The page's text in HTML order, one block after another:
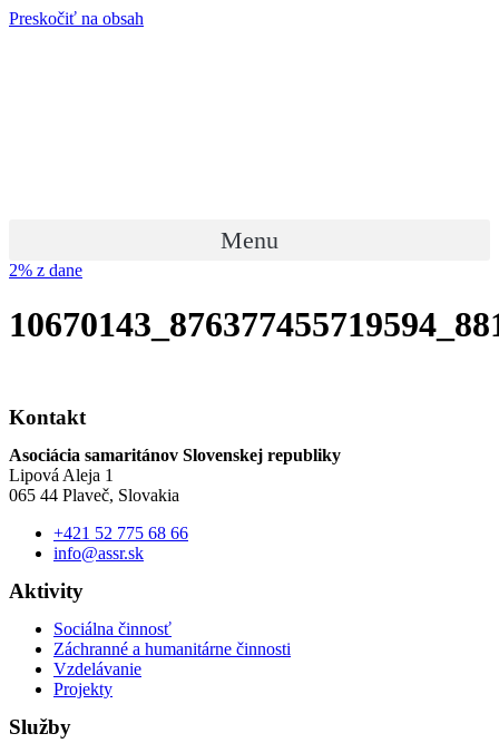
Preskočiť na obsah
Menu
2% z dane
Kontakt
Asociácia samaritánov Slovenskej republiky
Lipová Aleja 1
065 44 Plaveč, Slovakia
+421 52 775 68 66
info@assr.sk
Aktivity
Sociálna činnosť
Záchranné a humanitárne činnosti
Vzdelávanie
Projekty
Služby